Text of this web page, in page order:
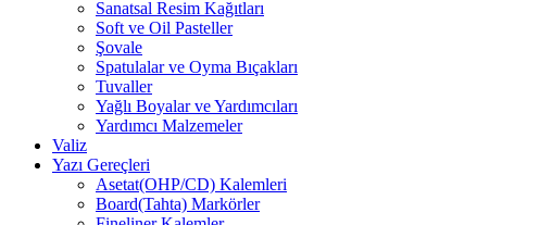
Sanatsal Resim Kağıtları
Soft ve Oil Pasteller
Şovale
Spatulalar ve Oyma Bıçakları
Tuvaller
Yağlı Boyalar ve Yardımcıları
Yardımcı Malzemeler
Valiz
Yazı Gereçleri
Asetat(OHP/CD) Kalemleri
Board(Tahta) Markörler